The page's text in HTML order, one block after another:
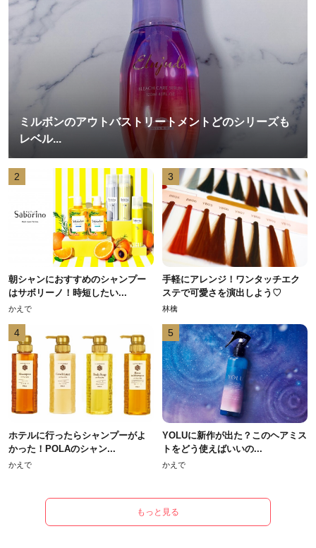
ミルボンのアウトバストリートメントどのシリーズも
レベル...
2
朝シャンにおすすめのシャンプー
はサボリーノ！時短したい...
かえで
3
手軽にアレンジ！ワンタッチエク
ステで可愛さを演出しよう♡
林檎
4
ホテルに行ったらシャンプーがよ
かった！POLAのシャン...
かえで
5
YOLUに新作が出た？このヘアミス
トをどう使えばいいの...
かえで
もっと見る